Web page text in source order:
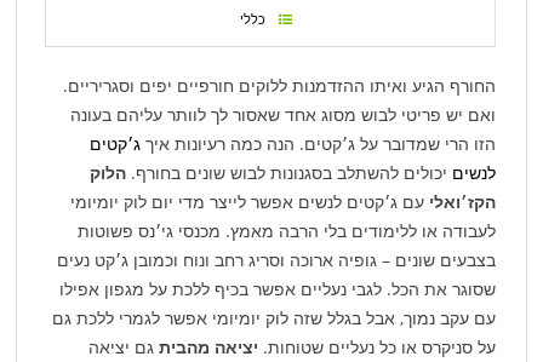
כללי
החורף הגיע ואיתו ההזדמנות ללוקים חורפיים יפים וסגריריים.
ואם יש פריטי לבוש מסוג אחד שאסור לך לוותר עליהם בעונה
הזו הרי שמדובר על ג׳קטים. הנה כמה רעיונות איךג׳קטים
לנשים יכולים להשתלב בסגנונות לבוש שונים בחורף.הלוק
הקז׳ואלי עם ג׳קטים לנשים אפשר לייצר מדי יום לוק יומיומי
לעבודה או ללימודים בלי הרבה מאמץ. מכנסי גי׳נס פשוטות
בצבעים שונים – גופיה ארוכה וסריג רחב ונוח וכמובן ג׳קט נעים
שסוגר את הכל. לגבי נעליים אפשר בכיף ללכת על מגפון אפילו
עם עקב נמוך, אבל בגלל שזה לוק יומיומי אפשר לגמרי ללכת גם
על סניקרס או כל נעליים שטוחות. יציאה מהבית גם יציאה